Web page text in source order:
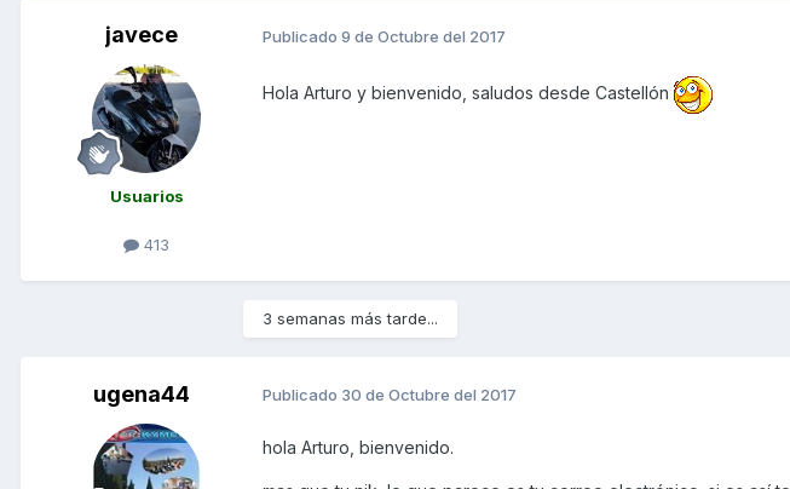
javece
Usuarios
413
Publicado 9 de Octubre del 2017
Hola Arturo y bienvenido, saludos desde Castellón
3 semanas más tarde...
ugena44 Publicado 30 de Octubre del 2017
hola Arturo, bienvenido.